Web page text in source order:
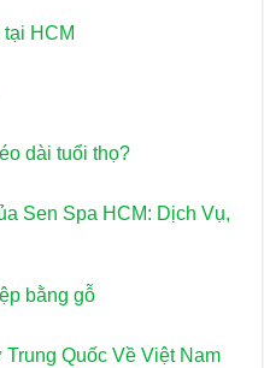
HCM
dài tuổi thọ?
Sen Spa HCM: Dịch Vụ,
bằng gỗ
Quốc Về Việt Nam